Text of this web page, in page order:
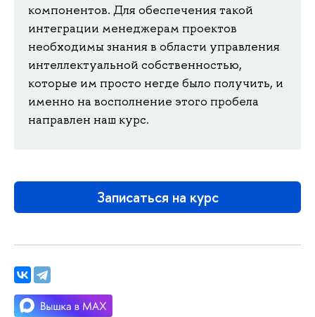
компонентов. Для обеспечения такой
интеграции менеджерам проектов
необходимы знания в области управления
интеллектуальной собственностью,
которые им просто негде было получить, и
именно на восполнение этого пробела
направлен наш курс.
Записаться на курс